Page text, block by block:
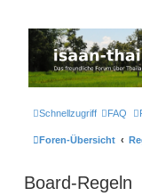
Thailand &
Das freundliche Forum
Schnellzugriff FAQ
Foren-Übersicht
Board-Regeln